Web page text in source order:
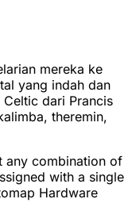
mereka ke
yang indah dan
dari Prancis
theremin,
any combination of
with a single
Hardware